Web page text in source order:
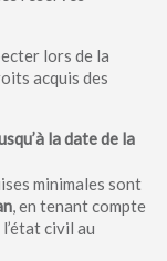
lors de la
acquis des
la date de la
minimales sont
, en tenant compte
civil au